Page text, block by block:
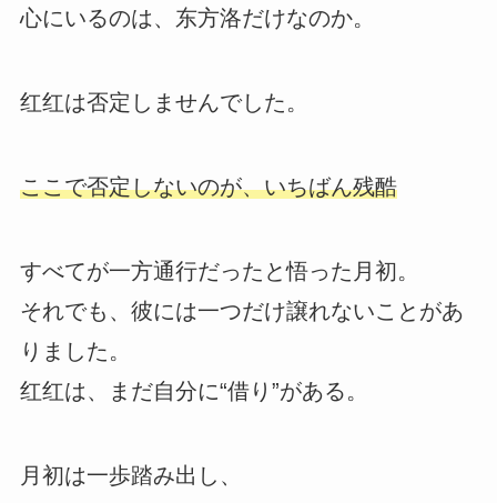
心にいるのは、东方洛だけなのか。
红红は否定しませんでした。
ここで否定しないのが、いちばん残酷
すべてが一方通行だったと悟った月初。
それでも、彼には一つだけ譲れないことがあ
りました。
红红は、まだ自分に“借り”がある。
月初は一歩踏み出し、